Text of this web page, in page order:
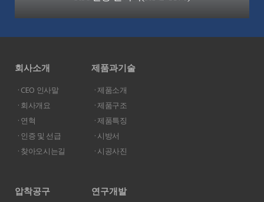
회사소개
· CEO 인사말
· 회사개요
· 연혁
· 인증 및 선급
· 찾아오시는길
제품과기술
· 제품소개
· 제품구조
· 제품특징
· 시방서
· 시공사진
압착공구 연구개발